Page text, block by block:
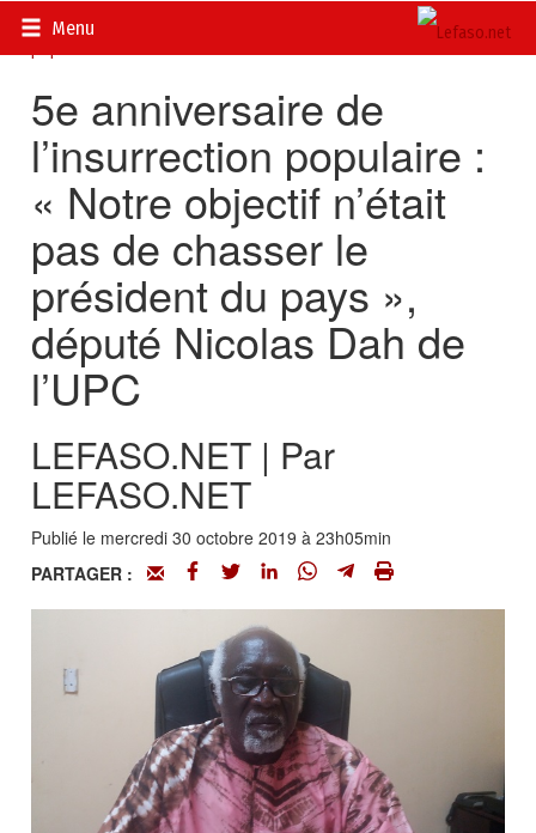
Menu
Accueil>
Les héros de l’insurrection
5e anniversaire de
l’insurrection populaire :
« Notre objectif n’était
pas de chasser le
président du pays »,
député Nicolas Dah de
l’UPC
LEFASO.NET | Par
LEFASO.NET
Publié le mercredi 30 octobre 2019 à 23h05min
PARTAGER :